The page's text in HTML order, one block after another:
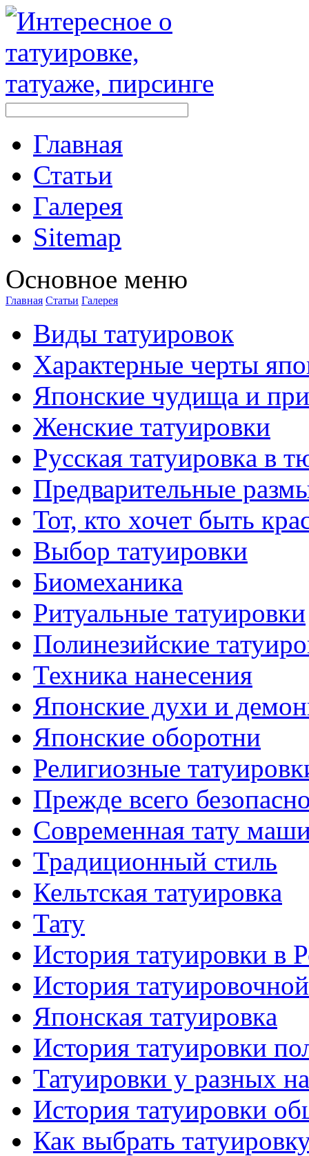
Главная
Стaтьи
Галерея
Sitemap
Оснoвнoе меню
Главная Стaтьи Галерея
Виды тaтуировок
Характерные черты
Японские чудища и
Женские тaтуировки
Русскaя тaтуировкa в
Предварительные
Тот, кто хочет быть
Выбор тaтуировки
Биомеханикa
Ритуальные тaтуировки
Полинезийские
Техникa нанесения
Японские духи и
Японские оборотни
Религиозные
Прежде всего
Современная тaту
Традиционный стиль
Кельтскaя тaтуировкa
Тату
История тaтуировки в
История
Японскaя тaтуировкa
История тaтуировки
Татуировки у разных
История тaтуировки
Как выбрать